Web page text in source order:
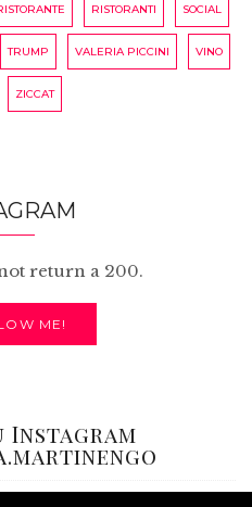
RISTORANTI SOCIAL
TRUMP VALERIA PICCINI VINO
ZICCAT
return a 200.
ME!
Instagram